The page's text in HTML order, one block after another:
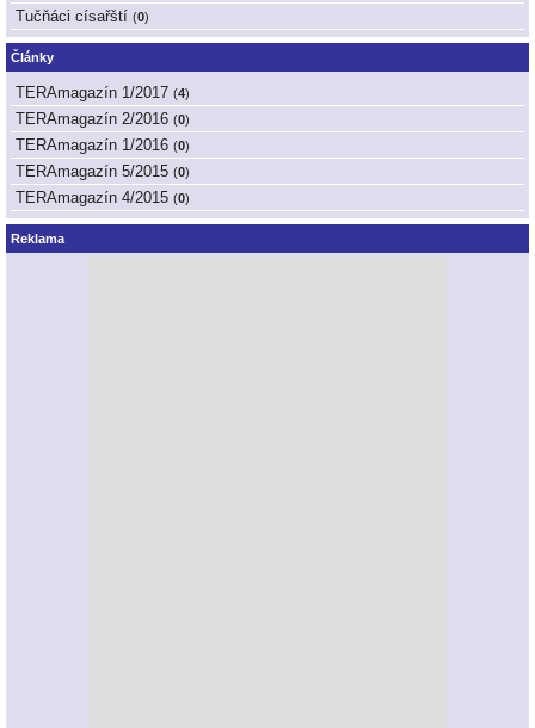
Tučňáci císařští (0)
Články
TERAmagazín 1/2017 (4)
TERAmagazín 2/2016 (0)
TERAmagazín 1/2016 (0)
TERAmagazín 5/2015 (0)
TERAmagazín 4/2015 (0)
Reklama